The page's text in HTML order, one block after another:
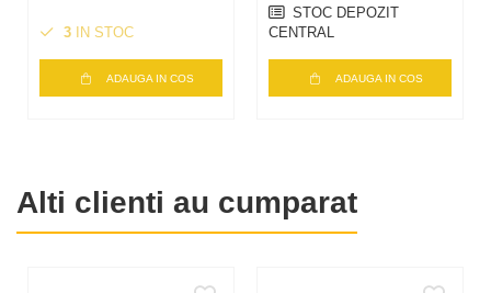
3 IN STOC
ADAUGA IN COS
STOC DEPOZIT
CENTRAL
ADAUGA IN COS
Alti clienti au cumparat